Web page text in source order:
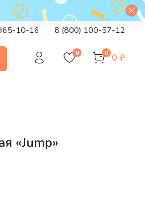
10-16 8 (800) 100-57-12
0 0 0 ₽
«Jump»